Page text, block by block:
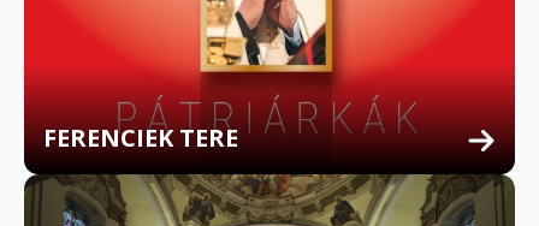
FERENCIEK TERE